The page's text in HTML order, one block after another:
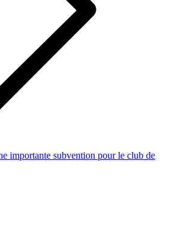
importante subvention pour le club de